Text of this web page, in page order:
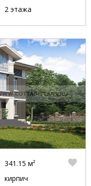
2 этажа
341.15 м²
кирпич